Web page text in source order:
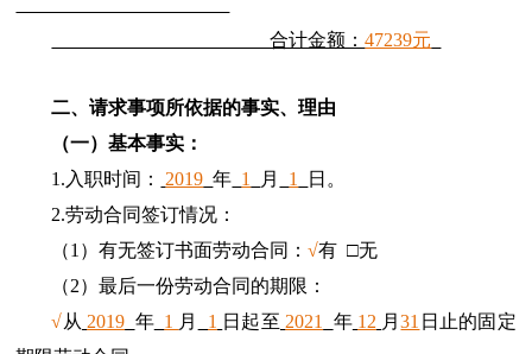
合计金额：47239元
二、请求事项所依据的事实、理由
（一）基本事实：
1.入职时间：
2019 年 1 月 1
日。
2.劳动合同签订情况：
（1）有无签订书面劳动合同：√有 □无
（2）最后一份劳动合同的期限：
√从 2019 年 1 月 1 日起至 2021 年 12 月31 日止的固定